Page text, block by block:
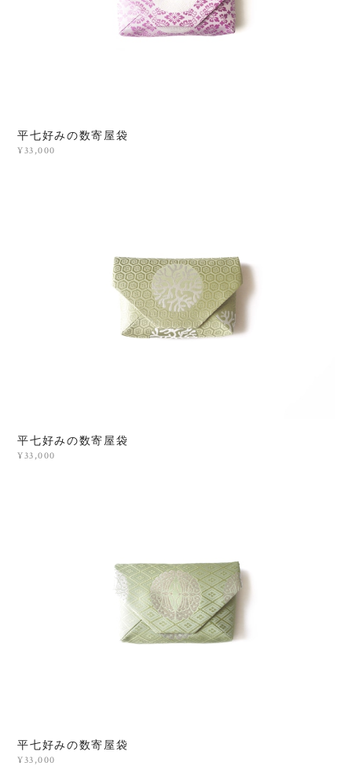
平七好みの数寄屋袋
¥33,000
平七好みの数寄屋袋
¥33,000
平七好みの数寄屋袋
¥33,000